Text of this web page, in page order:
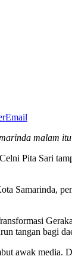
Email
malam
Pita Sari
Samarinda,
tangan bagi
awak